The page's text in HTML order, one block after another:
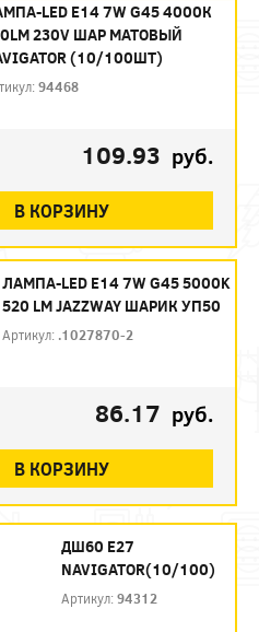
LED E14 7W G45 4000К
230V ШАР МАТОВЫЙ
(10/100ШТ)
94468
109.93 руб.
В КОРЗИНУ
ЛАМПА-LED E14 7W G45 5000K
520 LM JAZZWAY ШАРИК УП50
Артикул: .1027870-2
86.17 руб.
В КОРЗИНУ
ДШ60 Е27
NAVIGATOR(10/100)
Артикул:94312